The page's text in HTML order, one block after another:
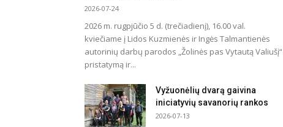
2026-07-24
2026 m. rugpjūčio 5 d. (trečiadienį), 16.00 val.
kviečiame į Lidos Kuzmienės ir Ingės Talmantienės
autorinių darbų parodos „Žolinės pas Vytautą Valiušį“
pristatymą ir...
Vyžuonėlių dvarą gaivina
iniciatyvių savanorių rankos
2026-07-13